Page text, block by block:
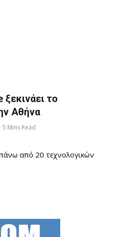
το
Αθήνα
5 Mins Read
από 20 τεχνολογικών